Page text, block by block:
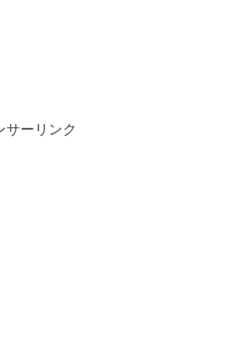
サーリンク